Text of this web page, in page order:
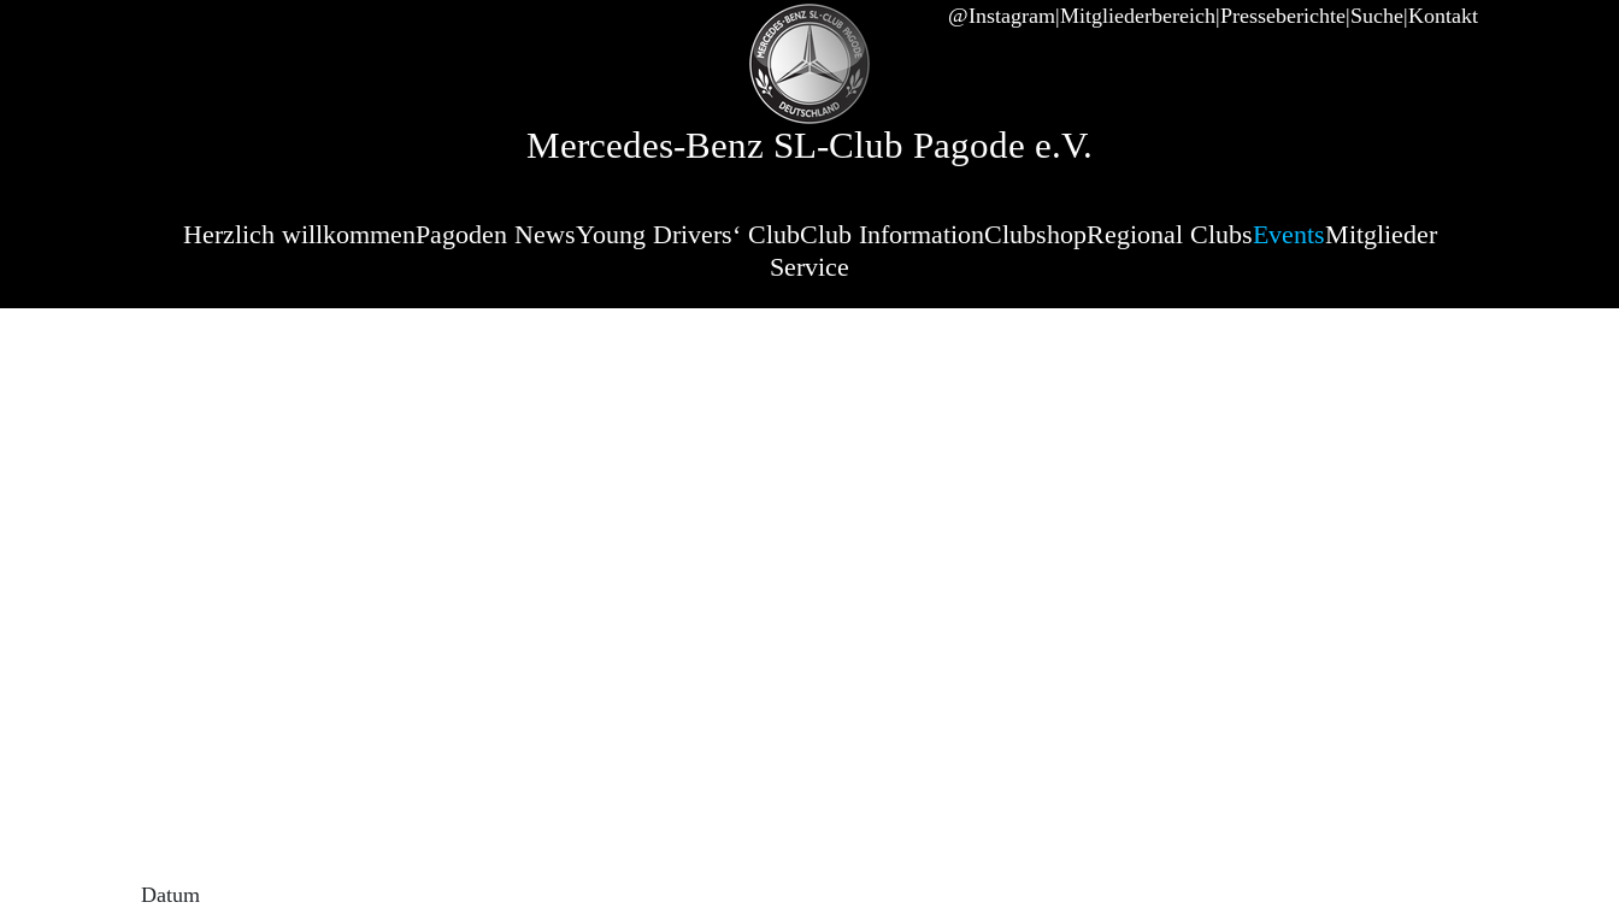
@Instagram Mitgliederbereich Presseberichte Suche Kontakt
Mercedes-Benz SL-Club Pagode e.V.
Herzlich willkommenPagoden NewsYoung Drivers‘ ClubClub InformationClubshopRegional ClubsEventsMitglieder
Service
Datum